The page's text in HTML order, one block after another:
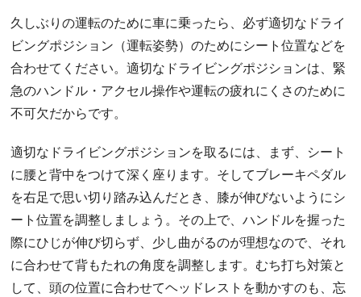
久しぶりの運転のために車に乗ったら、必ず適切なドライ
ビングポジション（運転姿勢）のためにシート位置などを
合わせてください。適切なドライビングポジションは、緊
急のハンドル・アクセル操作や運転の疲れにくさのために
不可欠だからです。
適切なドライビングポジションを取るには、まず、シート
に腰と背中をつけて深く座ります。そしてブレーキペダル
を右足で思い切り踏み込んだとき、膝が伸びないようにシ
ート位置を調整しましょう。その上で、ハンドルを握った
際にひじが伸び切らず、少し曲がるのが理想なので、それ
に合わせて背もたれの角度を調整します。むち打ち対策と
して、頭の位置に合わせてヘッドレストを動かすのも、忘